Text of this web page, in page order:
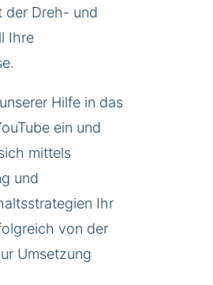
der Dreh- und
Ihre
Hilfe in das
ein und
mittels
und
Ihr
von der
Umsetzung